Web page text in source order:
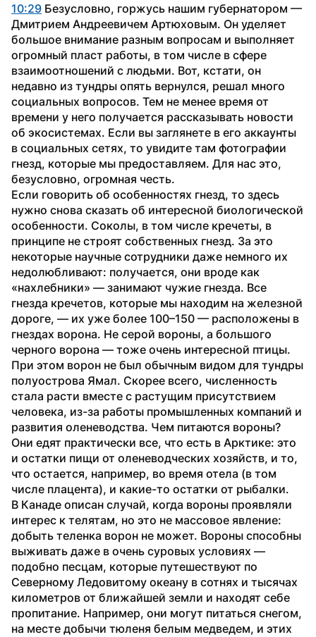
10:29 Безусловно, горжусь нашим губернатором —
Дмитрием Андреевичем Артюховым. Он уделяет
большое внимание разным вопросам и выполняет
огромный пласт работы, в том числе в сфере
взаимоотношений с людьми. Вот, кстати, он
недавно из тундры опять вернулся, решал много
социальных вопросов. Тем не менее время от
времени у него получается рассказывать новости
об экосистемах. Если вы заглянете в его аккаунты
в социальных сетях, то увидите там фотографии
гнезд, которые мы предоставляем. Для нас это,
безусловно, огромная честь.
Если говорить об особенностях гнезд, то здесь
нужно снова сказать об интересной биологической
особенности. Соколы, в том числе кречеты, в
принципе не строят собственных гнезд. За это
некоторые научные сотрудники даже немного их
недолюбливают: получается, они вроде как
«нахлебники» — занимают чужие гнезда. Все
гнезда кречетов, которые мы находим на железной
дороге, — их уже более 100–150 — расположены в
гнездах ворона. Не серой вороны, а большого
черного ворона — тоже очень интересной птицы.
При этом ворон не был обычным видом для тундры
полуострова Ямал. Скорее всего, численность
стала расти вместе с растущим присутствием
человека, из-за работы промышленных компаний и
развития оленеводства. Чем питаются вороны?
Они едят практически все, что есть в Арктике: это
и остатки пищи от оленеводческих хозяйств, и то,
что остается, например, во время отела (в том
числе плацента), и какие-то остатки от рыбалки.
В Канаде описан случай, когда вороны проявляли
интерес к телятам, но это не массовое явление:
добыть теленка ворон не может. Вороны способны
выживать даже в очень суровых условиях —
подобно песцам, которые путешествуют по
Северному Ледовитому океану в сотнях и тысячах
километров от ближайшей земли и находят себе
пропитание. Например, они могут питаться снегом,
на месте добычи тюленя белым медведем, и этих